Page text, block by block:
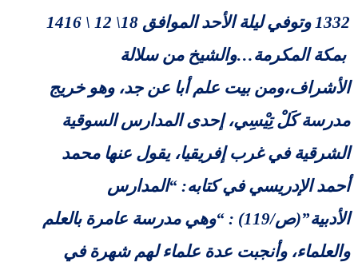
1332 وتوفي ليلة الأحد الموافق 18\ 12 \ 1416
بمكة المكرمة…والشيخ من سلالة
الأشراف،ومن بيت علم أبا عن جد، وهو خريج
مدرسة كَلْ تِيْسِي، إحدى المدارس السوقية
الشرقية في غرب إفريقيا، يقول عنها محمد
أحمد الإدريسي في كتابه: “المدارس
الأدبية”(ص/119) : “وهي مدرسة عامرة بالعلم
والعلماء، وأنجبت عدة علماء لهم شهرة في